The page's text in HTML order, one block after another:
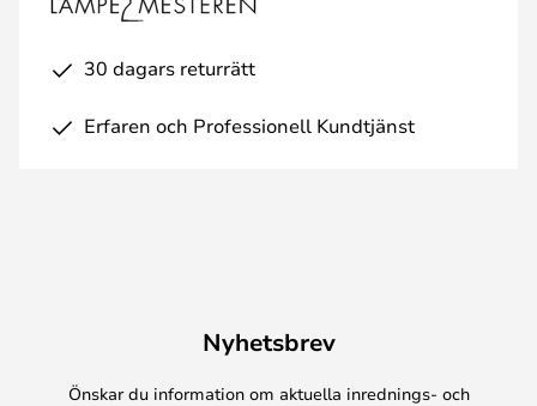
30 dagars returrätt
Erfaren och Professionell Kundtjänst
Nyhetsbrev
Önskar du information om aktuella inrednings- och